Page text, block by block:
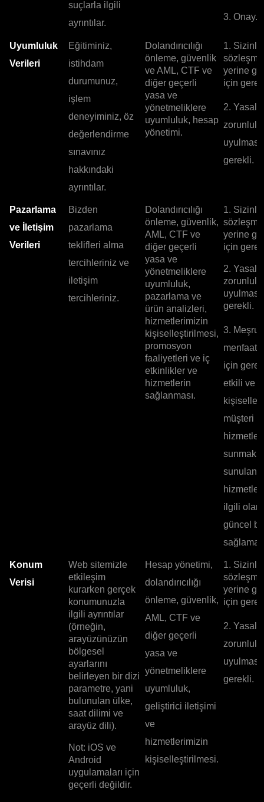
suçlarla ilgili
ayrıntılar.
3. Onay.
Uyumluluk
Verileri
Eğitiminiz,
istihdam
durumunuz,
işlem
deneyiminiz, öz
değerlendirme
sınavınız
hakkındaki
ayrıntılar.
Dolandırıcılığı
önleme, güvenlik
ve AML, CTF ve
diğer geçerli
yasa ve
yönetmeliklere
uyumluluk, hesap
yönetimi.
1.
yerine
için
2. Yasal
gerekli.
Pazarlama
ve İletişim
Verileri
Bizden
pazarlama
teklifleri alma
tercihleriniz ve
iletişim
tercihleriniz.
Dolandırıcılığı
önleme, güvenlik,
AML, CTF ve
diğer geçerli
yasa ve
yönetmeliklere
uyumluluk,
pazarlama ve
ürün analizleri,
hizmetlerimizin
kişiselleştirilmesi,
promosyon
faaliyetleri ve iç
etkinlikler ve
hizmetlerin
sağlanması.
1.
yerine
için
2. Yasal
gerekli.
3. Meşru
için
etkili ve
müşteri
hizmetleri
sunmak
sunulan
ilgili
güncel
Konum
Verisi
Web sitemizle
etkileşim
kurarken gerçek
konumunuzla
ilgili ayrıntılar
(örneğin,
arayüzünüzün
bölgesel
ayarlarını
belirleyen bir dizi
parametre, yani
bulunulan ülke,
saat dilimi ve
arayüz dili).
Not: iOS ve
Android
uygulamaları için
geçerli değildir.
Hesap yönetimi,
dolandırıcılığı
önleme, güvenlik,
AML, CTF ve
diğer geçerli
yasa ve
yönetmeliklere
uyumluluk,
geliştirici iletişimi
ve
hizmetlerimizin
kişiselleştirilmesi.
1.
yerine
için
2. Yasal
gerekli.